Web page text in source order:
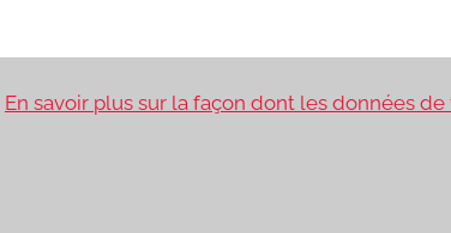
En savoir plus sur la façon dont les données de